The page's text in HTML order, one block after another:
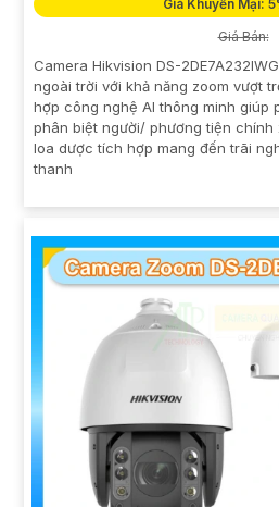
Giá Khuyến Mại:
Giá Bán:
Camera Hikvision DS-
ngoài trời với khả năng zoom vượt
hợp công nghệ AI thông minh giúp
phân biệt người/ phương tiện
loa dược tích hợp mang đến trãi
thanh